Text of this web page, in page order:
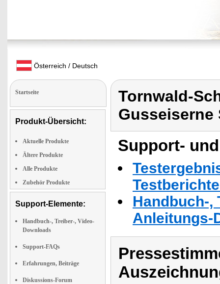
Österreich / Deutsch
Startseite
Produkt-Übersicht:
Aktuelle Produkte
Ältere Produkte
Alle Produkte
Zubehör Produkte
Support-Elemente:
Handbuch-, Treiber-, Video-
Downloads
Support-FAQs
Erfahrungen, Beiträge
Diskussions-Forum
Tornwald-
Gusseiserne
Support-
Handbuch-,
Anleitungs-